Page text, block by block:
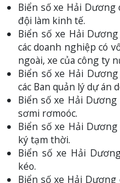
Biển số xe Hải Dương
đội làm kinh tế.
Biển số xe Hải Dương
các doanh nghiệp có
ngoài, xe của công ty
Biển số xe Hải Dương
các Ban quản lý dự án
Biển số xe Hải Dương
sơmi rơmoóc.
Biển số xe Hải Dương
ký tạm thời.
Biển số xe Hải
kéo.
Biển số xe Hải Dương